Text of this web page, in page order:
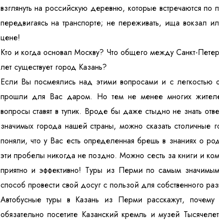
взглянуть на российскую деревню, которые встречаются
передвигаясь на транспорте; не переживать, ища вокзал
цене!
Кто и когда основал Москву? Что общего между Санкт-
лет существует город Казань?
Если Вы посмеялись над этими вопросами и с
прошли для Вас даром. Но тем не менее многих
вопросы ставят в тупик. Вроде бы даже стыдно не знать
значимых города нашей страны, можно сказать
поняли, что у Вас есть определенная брешь в знаниях о
эти пробелы никогда не поздно. Можно сесть за книги и
приятно и эффективно! Туры из Перми по самым
способ провести свой досуг с пользой для собственного
Автобусные туры в Казань из Перми расскажут, почему
обязательно посетите Казанский кремль и музей